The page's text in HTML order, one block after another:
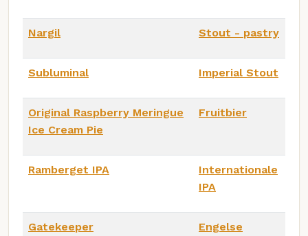
Nargil Stout - pastry
Subluminal Imperial Stout
Original Raspberry Meringue
Ice Cream Pie
Fruitbier
Ramberget IPA
Internationale
IPA
Gatekeeper
Engelse